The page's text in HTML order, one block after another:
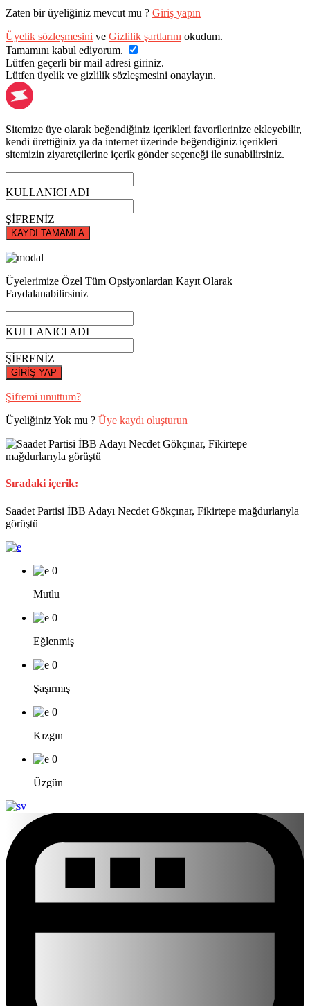
Zaten bir üyeliğiniz mevcut mu ? Giriş yapın
Üyelik sözleşmesini ve Gizlilik şartlarını okudum.
Tamamını kabul ediyorum.
Lütfen geçerli bir mail adresi giriniz.
Lütfen üyelik ve gizlilik sözleşmesini onaylayın.
Sitemize üye olarak beğendiğiniz içerikleri favorilerinize ekleyebilir,
kendi ürettiğiniz ya da internet üzerinde beğendiğiniz içerikleri
sitemizin ziyaretçilerine içerik gönder seçeneği ile sunabilirsiniz.
KULLANICI ADI
ŞİFRENİZ
KAYDI TAMAMLA
Üyelerimize Özel Tüm Opsiyonlardan Kayıt Olarak
Faydalanabilirsiniz
KULLANICI ADI
ŞİFRENİZ
GİRİŞ YAP
Şifremi unuttum?
Üyeliğiniz Yok mu ? Üye kaydı oluşturun
Sıradaki içerik:
Saadet Partisi İBB Adayı Necdet Gökçınar, Fikirtepe mağdurlarıyla
görüştü
0
Mutlu
0
Eğlenmiş
0
Şaşırmış
0
Kızgın
0
Üzgün